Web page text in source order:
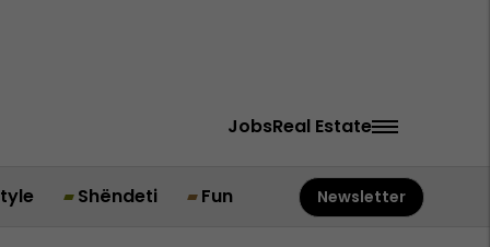
JobsReal Estate
Shëndeti Fun Newsletter